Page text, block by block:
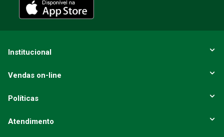
Institucional
Vendas on-line
Políticas
Atendimento